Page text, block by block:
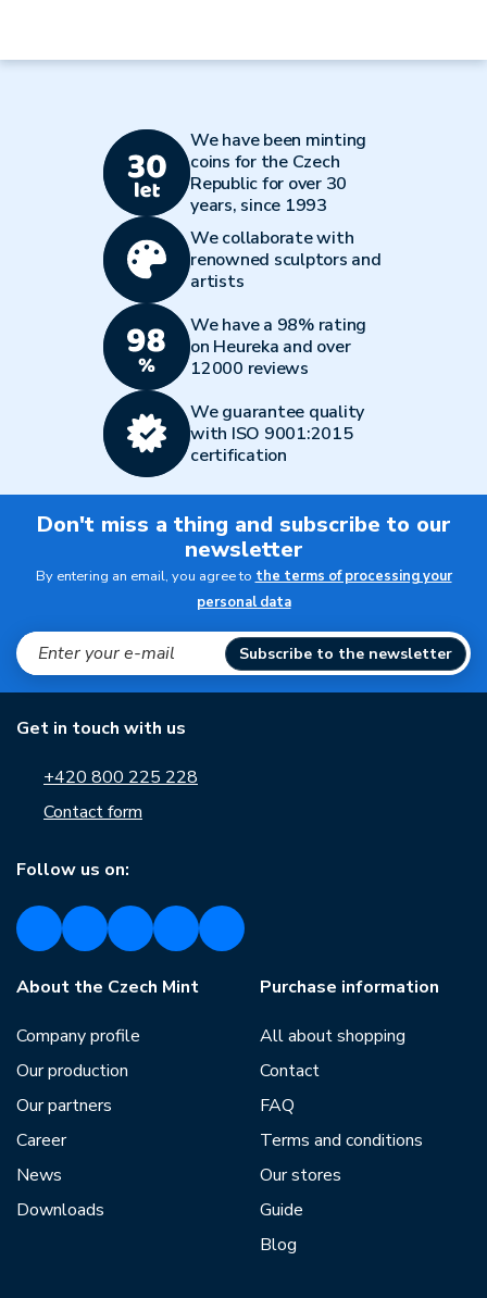
We have been minting
coins for the Czech
Republic for over 30
years, since 1993
We collaborate with
renowned sculptors and
artists
We have a 98% rating
on Heureka and over
12000 reviews
We guarantee quality
with ISO 9001:2015
certification
Don't miss a thing and subscribe to our
newsletter
By entering an email, you agree to the terms of processing your
personal data
Subscribe to the newsletter
Get in touch with us
+420 800 225 228
Contact form
Follow us on:
About the Czech Mint
Company profile
Our production
Our partners
Career
News
Downloads
Purchase information
All about shopping
Contact
FAQ
Terms and conditions
Our stores
Guide
Blog